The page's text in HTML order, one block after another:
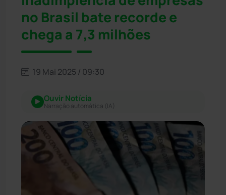
no Brasil bate recorde e
chega a 7,3 milhões
19 Mai 2025 / 09:30
Ouvir Notícia
Narração automática (IA)